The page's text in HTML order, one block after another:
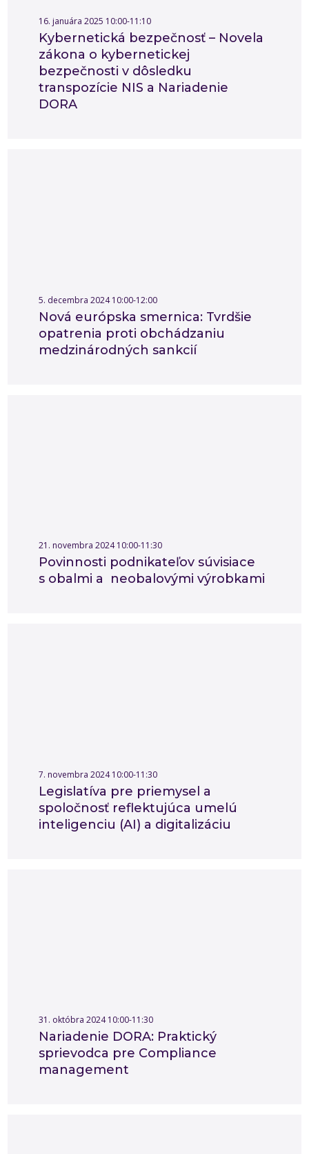
16. januára 2025 10:00-11:10
Kybernetická bezpečnosť – Novela
zákona o kybernetickej
bezpečnosti v dôsledku
transpozície NIS a Nariadenie
DORA
5. decembra 2024 10:00-12:00
Nová európska smernica: Tvrdšie
opatrenia proti obchádzaniu
medzinárodných sankcií
21. novembra 2024 10:00-11:30
Povinnosti podnikateľov súvisiace
s obalmi a neobalovými výrobkami
7. novembra 2024 10:00-11:30
Legislatíva pre priemysel a
spoločnosť reflektujúca umelú
inteligenciu (AI) a digitalizáciu
31. októbra 2024 10:00-11:30
Nariadenie DORA: Praktický
sprievodca pre Compliance
management